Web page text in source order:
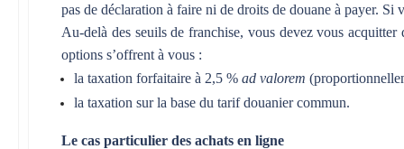
pas de déclaration à faire ni de droits de douane à payer. Si
Au-delà des seuils de franchise, vous devez vous
options s’offrent à vous :
la taxation forfaitaire à 2,5 % ad valorem
la taxation sur la base du tarif douanier commun.
Le cas particulier des achats en ligne